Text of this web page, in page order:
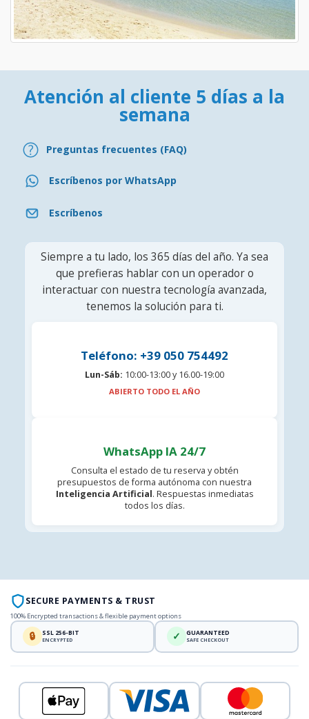
Atención al cliente 5 días a la
semana
Preguntas frecuentes (FAQ)
Escríbenos por WhatsApp
Escríbenos
Siempre a tu lado, los 365 días del año. Ya sea
que prefieras hablar con un operador o
interactuar con nuestra tecnología avanzada,
tenemos la solución para ti.
Teléfono: +39 050 754492
Lun-Sáb: 10:00-13:00 y 16.00-19:00
ABIERTO TODO EL AÑO
WhatsApp IA 24/7
Consulta el estado de tu reserva y obtén
presupuestos de forma autónoma con nuestra
Inteligencia Artificial. Respuestas inmediatas
todos los días.
SECURE PAYMENTS & TRUST
100% Encrypted transactions & flexible payment options
🔒 SSL 256-BIT
ENCRYPTED ✓ GUARANTEED
SAFE CHECKOUT